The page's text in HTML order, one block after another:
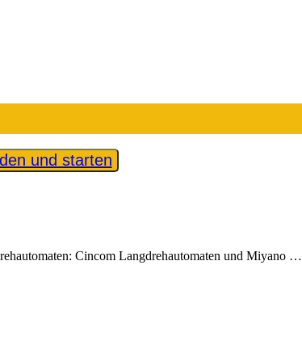
und starten
Cincom Langdrehautomaten und Miyano …